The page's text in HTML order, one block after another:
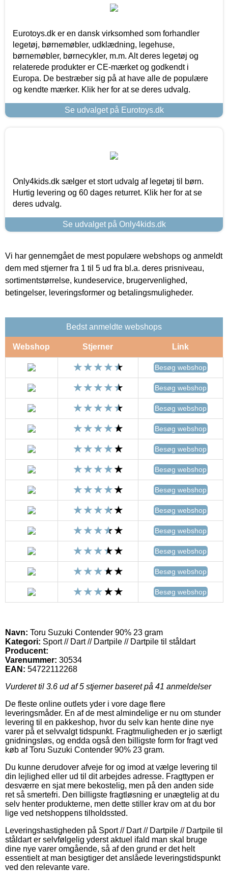
Eurotoys.dk er en dansk virksomhed som forhandler
legetøj, børnemøbler, udklædning, legehuse,
børnemøbler, børnecykler, m.m. Alt deres legetøj og
relaterede produkter er CE-mærket og godkendt i
Europa. De bestræber sig på at have alle de populære
og kendte mærker. Klik her for at se deres udvalg.
Se udvalget på Eurotoys.dk
Only4kids.dk sælger et stort udvalg af legetøj til børn.
Hurtig levering og 60 dages returret. Klik her for at se
deres udvalg.
Se udvalget på Only4kids.dk
Vi har gennemgået de mest populære webshops og anmeldt
dem med stjerner fra 1 til 5 ud fra bl.a. deres prisniveau,
sortimentstørrelse, kundeservice, brugervenlighed,
betingelser, leveringsformer og betalingsmuligheder.
Bedst anmeldte webshops
Webshop Stjerner Link
Besøg webshop
Besøg webshop
Besøg webshop
Besøg webshop
Besøg webshop
Besøg webshop
Besøg webshop
Besøg webshop
Besøg webshop
Besøg webshop
Besøg webshop
Besøg webshop
Navn: Toru Suzuki Contender 90% 23 gram
Kategori: Sport // Dart // Dartpile // Dartpile til ståldart
Producent:
Varenummer: 30534
EAN: 54722112268
Vurderet til 3.6 ud af 5 stjerner baseret på 41 anmeldelser
De fleste online outlets yder i vore dage flere
leveringsmåder. En af de mest almindelige er nu om stunder
levering til en pakkeshop, hvor du selv kan hente dine nye
varer på et selvvalgt tidspunkt. Fragtmuligheden er jo særligt
gnidningsløs, og endda også den billigste form for fragt ved
køb af Toru Suzuki Contender 90% 23 gram.
Du kunne derudover afveje for og imod at vælge levering til
din lejlighed eller ud til dit arbejdes adresse. Fragttypen er
desværre en sjat mere bekostelig, men på den anden side
ret så smertefri. Den billigste fragtløsning er unægtelig at du
selv henter produkterne, men dette stiller krav om at du bor
lige ved netshoppens tilholdssted.
Leveringshastigheden på Sport // Dart // Dartpile // Dartpile til
ståldart er selvfølgelig yderst aktuel ifald man skal bruge
dine nye varer omgående, så af den grund er det helt
essentielt at man besigtiger det anslåede leveringstidspunkt
ved den relevante vare.